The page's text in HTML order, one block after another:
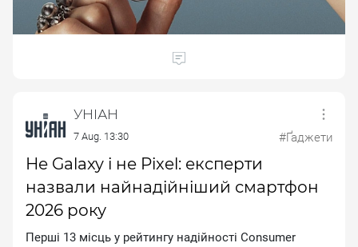
УНІАН
7 Aug. 13:30 #Ґаджети
Не Galaxy і не Pixel: експерти
назвали найнадійніший смартфон
2026 року
Перші 13 місць у рейтингу надійності Соnsumеr